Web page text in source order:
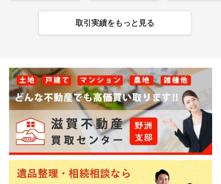
取引実績をもっと見る